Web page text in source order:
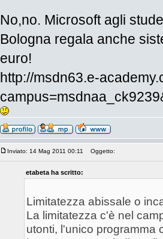
No,no. Microsoft agli
Bologna regala anche
euro!
http://msdn63.e-
Inviato: 14 Mag 2011 00:11 Oggetto:
etabeta ha scritto:
Limitatezza abissale o
La limitatezza c'è nel
utonti, l'unico programma